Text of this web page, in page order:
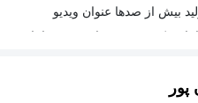
بیش از صدها عنوان ویدیو